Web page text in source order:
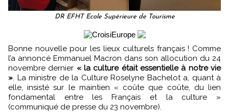
DR EFHT Ecole Supérieure de Tourisme
Bonne nouvelle pour les lieux culturels français ! Comme
l’a annoncé Emmanuel Macron dans son allocution du 24
novembre dernier « la culture était essentielle à notre vie
» . La ministre de la Culture Roselyne Bachelot a, quant à
elle, insisté sur le maintien « coûte que coûte, du lien
fondamental entre les Français et la culture »
(communiqué de presse du 23 novembre).